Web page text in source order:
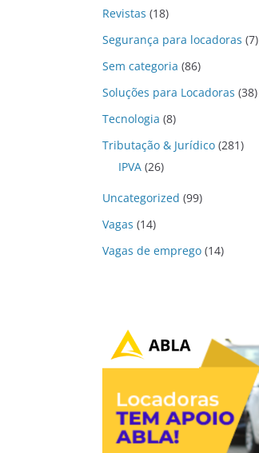
Revistas (18)
Segurança para locadoras (7)
Sem categoria (86)
Soluções para Locadoras (38)
Tecnologia (8)
Tributação & Jurídico (281)
IPVA (26)
Uncategorized (99)
Vagas (14)
Vagas de emprego (14)